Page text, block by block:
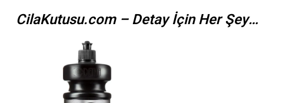
CilaKutusu.com – Detay İçin Her Şey…